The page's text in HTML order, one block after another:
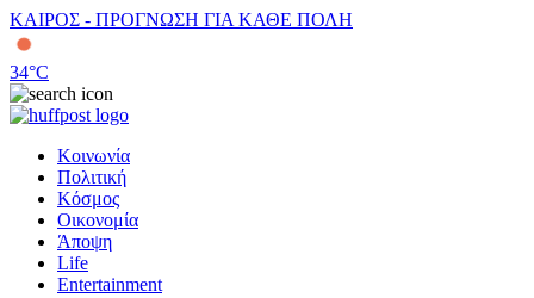
ΚΑΙΡΟΣ - ΠΡΟΓΝΩΣΗ ΓΙΑ ΚΑΘΕ ΠΟΛΗ
34°C
Κοινωνία
Πολιτική
Κόσμος
Οικονομία
Άποψη
Life
Entertainment